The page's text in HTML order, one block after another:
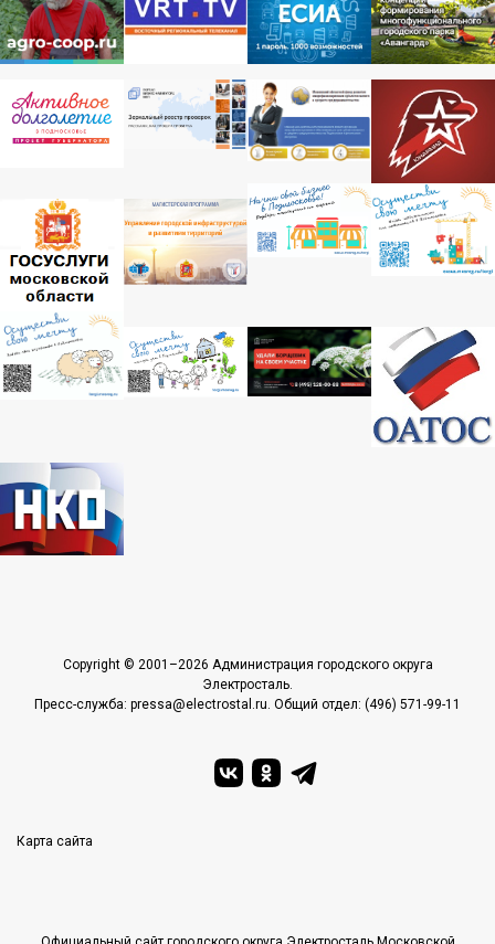
Copyright © 2001–2026 Администрация городского округа
Электросталь.
Пресс-служба: pressa@electrostal.ru. Общий отдел: (496) 571-99-11
Карта сайта